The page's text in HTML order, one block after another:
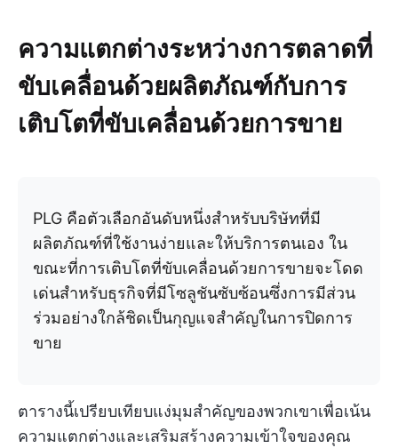
ความแตกต่างระหว่างการตลาดที่
ขับเคลื่อนด้วยผลิตภัณฑ์กับการ
เติบโตที่ขับเคลื่อนด้วยการขาย
PLG คือตัวเลือกอันดับหนึ่งสำหรับบริษัทที่มี
ผลิตภัณฑ์ที่ใช้งานง่ายและให้บริการตนเอง ใน
ขณะที่การเติบโตที่ขับเคลื่อนด้วยการขายจะโดด
เด่นสำหรับธุรกิจที่มีโซลูชันซับซ้อนซึ่งการมีส่วน
ร่วมอย่างใกล้ชิดเป็นกุญแจสำคัญในการปิดการ
ขาย
ตารางนี้เปรียบเทียบแง่มุมสำคัญของพวกเขาเพื่อเน้น
ความแตกต่างและเสริมสร้างความเข้าใจของคุณ